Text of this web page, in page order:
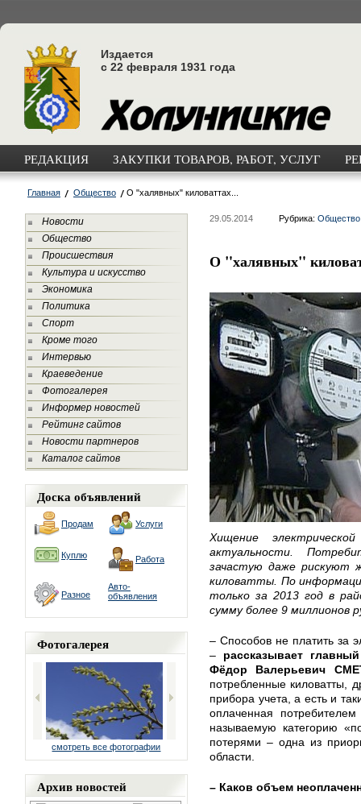
Издается
с 22 февраля 1931 года
РЕДАКЦИЯ ЗАКУПКИ ТОВАРОВ, РАБОТ, УСЛУГ
Главная Общество О "халявных" киловаттах...
Новости
Общество
Происшествия
Культура и искусство
Экономика
Политика
Спорт
Кроме того
Интервью
Краеведение
Фотогалерея
Информер новостей
Рейтинг сайтов
Новости партнеров
Каталог сайтов
Доска объявлений
Продам Услуги
Куплю Работа
Разное
Авто-
объявления
Фотогалерея
смотреть все фотографии
Архив новостей
29.05.2014 Рубрика: Общество
О "халявных"
Хищение
актуальности.
зачастую даже рискуют
киловатты. По
только за 2013 год в
сумму более 9 миллионов
– Способов не платить за
– рассказывает
Фёдор Валерьевич
потребленные киловатты,
прибора учета, а есть и
оплаченная
называемую категорию
потерями – одна из
области.
– Каков объем